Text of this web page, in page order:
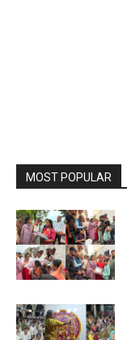
MOST POPULAR